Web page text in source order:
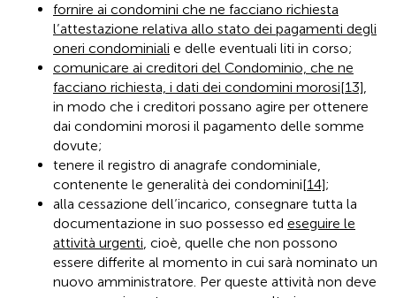
fornire ai condomini che ne facciano richiesta
l’attestazione relativa allo stato dei pagamenti degli
oneri condominiali e delle eventuali liti in corso;
comunicare ai creditori del Condominio, che ne
facciano richiesta, i dati dei condomini morosi[13],
in modo che i creditori possano agire per ottenere
dai condomini morosi il pagamento delle somme
dovute;
tenere il registro di anagrafe condominiale,
contenente le generalità dei condomini[14];
alla cessazione dell’incarico, consegnare tutta la
documentazione in suo possesso ed eseguire le
attività urgenti, cioè, quelle che non possono
essere differite al momento in cui sarà nominato un
nuovo amministratore. Per queste attività non deve